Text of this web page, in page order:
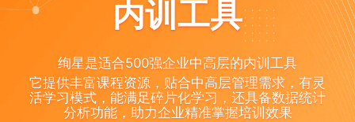
内训工具
绚星是适合500强企业中高层的内训工具
它提供丰富课程资源，贴合中高层管理需求，有灵
活学习模式，能满足碎片化学习，还具备数据统计
分析功能，助力企业精准掌握培训效果